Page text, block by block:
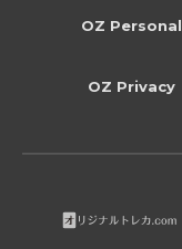
OZ Personal
OZ Privacy